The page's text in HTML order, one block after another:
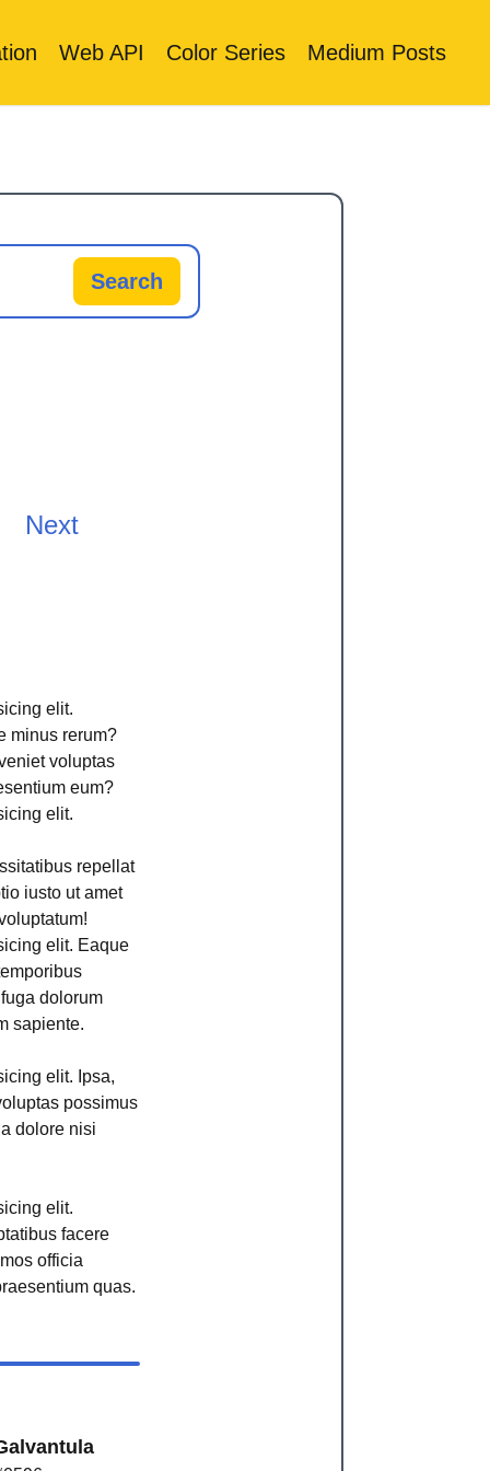
Web API Color Series Medium Posts
Search
Next
elit.
minus rerum?
voluptas
eum?
elit.
repellat
iusto ut amet
elit. Eaque
dolorum
sapiente.
elit. Ipsa,
possimus
dolore nisi
elit.
facere
officia
quas.